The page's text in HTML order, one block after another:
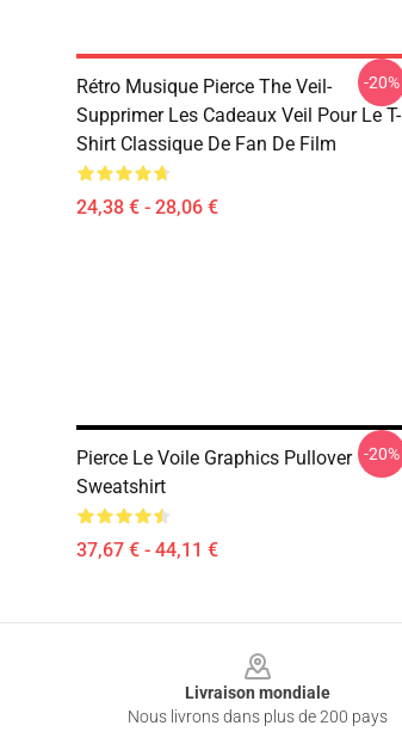
Rétro Musique Pierce The Veil-
Supprimer Les Cadeaux Veil Pour Le T-
Shirt Classique De Fan De Film
24,38 € - 28,06 €
-20%
Pierce Le Voile Graphics Pullover
Sweatshirt
37,67 € - 44,11 €
-20%
Livraison mondiale
Nous livrons dans plus de 200 pays